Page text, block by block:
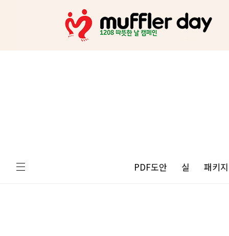
PDF도안 실 패키지